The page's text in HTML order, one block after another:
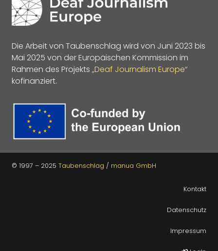
Die Arbeit von Taubenschlag wird von Juni 2023 bis
Mai 2025 von der Europäischen Kommission im
Rahmen des Projekts „Deaf Journalism Europe“
kofinanziert.
© 1997 – 2025 Taubenschlag / manua GmbH
Kontakt
Datenschutz
Impressum